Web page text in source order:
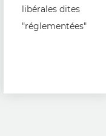
libérales dites
"réglementées"